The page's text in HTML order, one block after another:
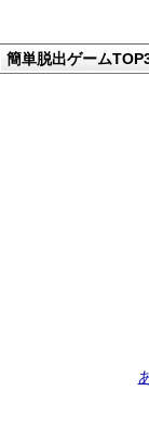
簡単脱出ゲーム